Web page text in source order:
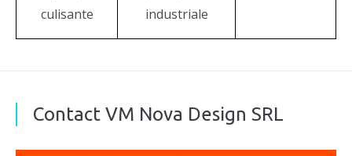
culisante
industriale
Contact VM Nova Design SRL